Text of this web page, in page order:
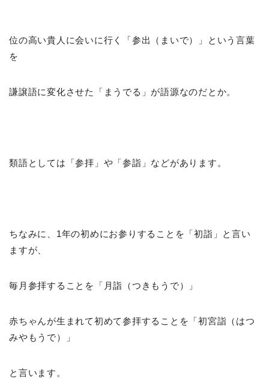
位の高い貴人に会いに行く「参出（まいで）」という言葉
を
謙譲語に変化させた「まうでる」が語源なのだとか。
類語としては「参拝」や「参詣」などがあります。
ちなみに、1年の初めにお参りすることを「初詣」と言い
ますが、
毎月参拝することを「月詣（つきもうで）」
赤ちゃんが生まれて初めて参拝することを「初宮詣（はつ
みやもうで）」
と言います。